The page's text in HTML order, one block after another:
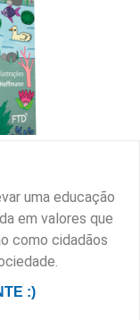
uma educação
em valores que
como cidadãos
:)